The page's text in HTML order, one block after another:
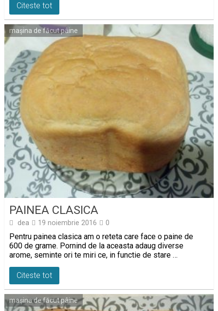
Citeste tot
mașina de făcut pâine
PAINEA CLASICA
dea 19 noiembrie 2016 0
Pentru painea clasica am o reteta care face o paine de
600 de grame. Pornind de la aceasta adaug diverse
arome, seminte ori te miri ce, in functie de stare …
Citeste tot
mașina de făcut pâine